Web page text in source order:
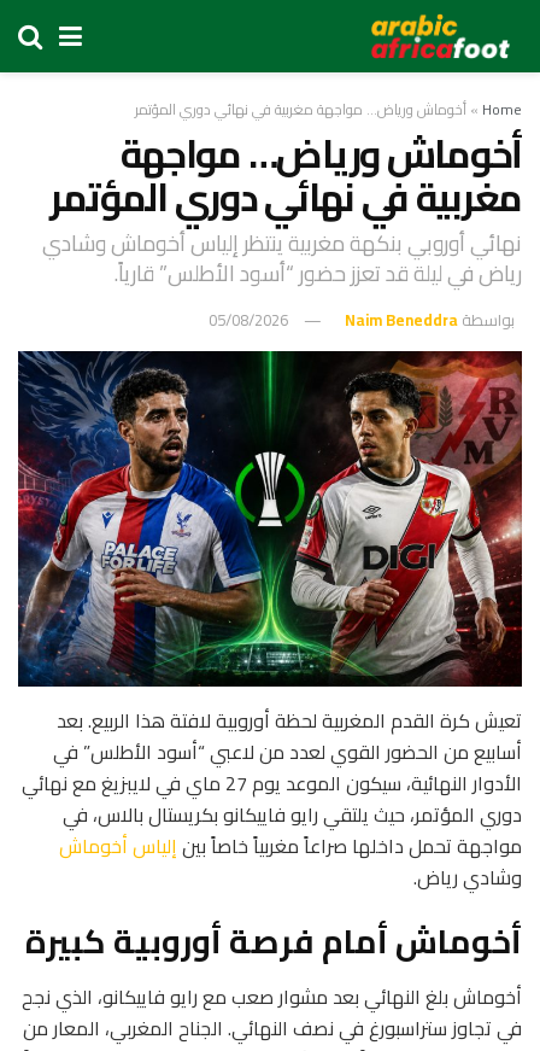
Home
»أخوماش ورياض… مواجهة مغربية في نهائي دوري المؤتمر
أخوماش ورياض… مواجهة
مغربية في نهائي دوري المؤتمر
نهائي أوروبي بنكهة مغربية ينتظر إلياس أخوماش وشادي
رياض في ليلة قد تعزز حضور “أسود الأطلس” قارياً.
بواسطةNaim Beneddra
05/08/2026
تعيش كرة القدم المغربية لحظة أوروبية لافتة هذا الربيع. بعد
أسابيع من الحضور القوي لعدد من لاعبي “أسود الأطلس” في
الأدوار النهائية، سيكون الموعد يوم 27 ماي في لايبزيغ مع نهائي
دوري المؤتمر، حيث يلتقي رايو فاييكانو بكريستال بالاس، في
مواجهة تحمل داخلها صراعاً مغربياً خاصاً بينإلياس أخوماش
وشادي رياض.
أخوماش أمام فرصة أوروبية كبيرة
أخوماش بلغ النهائي بعد مشوار صعب مع رايو فاييكانو، الذي نجح
في تجاوز ستراسبورغ في نصف النهائي. الجناح المغربي، المعار من